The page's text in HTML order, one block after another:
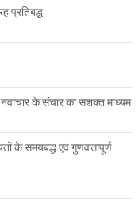
प्रतिबद्ध
नवाचार के संचार का सशक्त माध्यम
के समयबद्ध एवं गुणवत्तापूर्ण